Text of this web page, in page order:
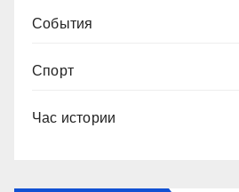
События
Спорт
Час истории